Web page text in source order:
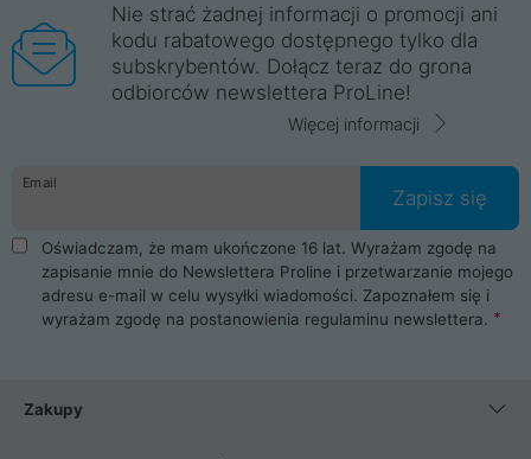
Nie strać żadnej informacji o promocji ani
kodu rabatowego dostępnego tylko dla
subskrybentów. Dołącz teraz do grona
odbiorców newslettera ProLine!
Więcej informacji
Email
Zapisz się
Oświadczam, że mam ukończone 16 lat. Wyrażam zgodę na
zapisanie mnie do Newslettera Proline i przetwarzanie mojego
adresu e-mail w celu wysyłki wiadomości. Zapoznałem się i
wyrażam zgodę na postanowienia regulaminu newslettera.
Zakupy